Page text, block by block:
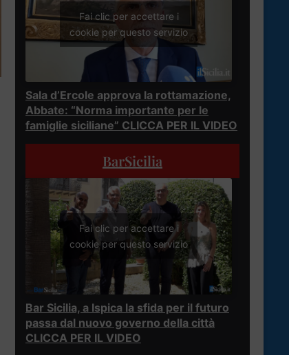
Fai clic per accettare i
cookie per questo servizio
Sala d’Ercole approva la rottamazione,
Abbate: “Norma importante per le
famiglie siciliane” CLICCA PER IL VIDEO
BarSicilia
Fai clic per accettare i
cookie per questo servizio
Bar Sicilia, a Ispica la sfida per il futuro
passa dal nuovo governo della città
CLICCA PER IL VIDEO